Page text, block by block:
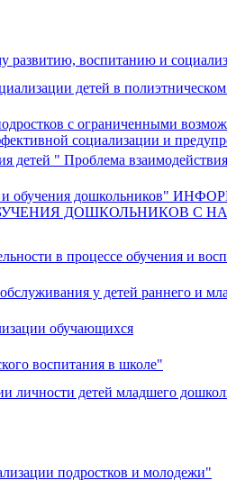
развитию, воспитанию и
детей в
с ограниченными
социализации и
детей " Проблема
и обучения дошкольников"
ДОШКОЛЬНИКОВ С
в процессе обучения и
у детей раннего и
обучающихся
воспитания в школе"
личности детей младшего
подростков и молодежи"